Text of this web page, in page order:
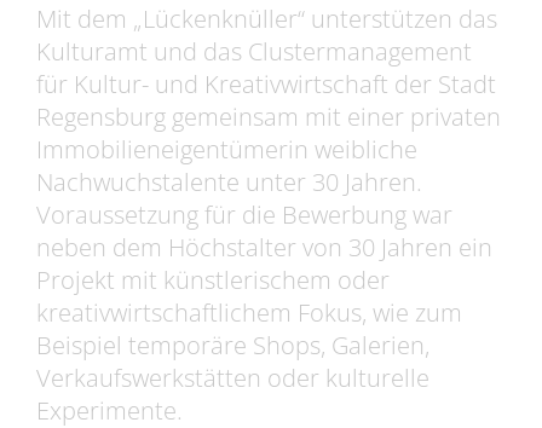
Mit dem „Lückenknüller“ unterstützen das
Kulturamt und das Clustermanagement
für Kultur- und Kreativwirtschaft der Stadt
Regensburg gemeinsam mit einer privaten
Immobilieneigentümerin weibliche
Nachwuchstalente unter 30 Jahren.
Voraussetzung für die Bewerbung war
neben dem Höchstalter von 30 Jahren ein
Projekt mit künstlerischem oder
kreativwirtschaftlichem Fokus, wie zum
Beispiel temporäre Shops, Galerien,
Verkaufswerkstätten oder kulturelle
Experimente.